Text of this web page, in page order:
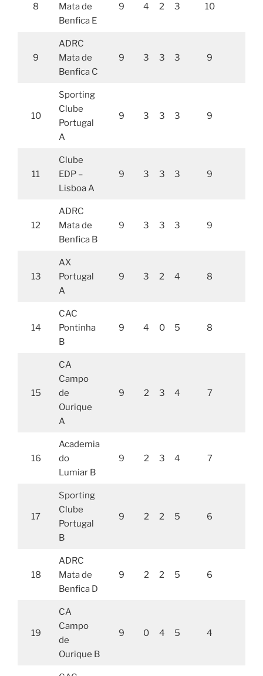
8
Mata de
Benfica E
9 4 2 3 10
9
ADRC
Mata de
Benfica C
9 3 3 3 9
10
Sporting
Clube
Portugal
A
9 3 3 3 9
11
Clube
EDP –
Lisboa A
9 3 3 3 9
12
ADRC
Mata de
Benfica B
9 3 3 3 9
13
AX
Portugal
A
9 3 2 4 8
14
CAC
Pontinha
B
9 4 0 5 8
15
CA
Campo
de
Ourique
A
9 2 3 4 7
16
Academia
do
Lumiar B
9 2 3 4 7
17
Sporting
Clube
Portugal
B
9 2 2 5 6
18
ADRC
Mata de
Benfica D
9 2 2 5 6
19
CA
Campo
de
Ourique B
9 0 4 5 4